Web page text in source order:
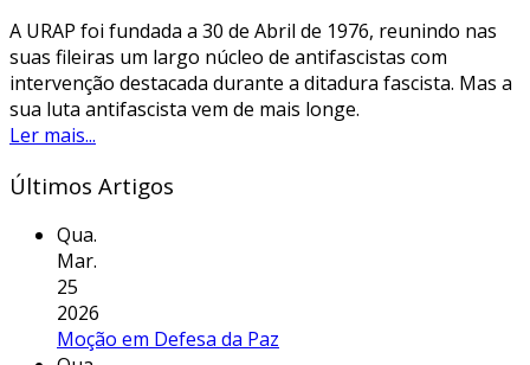
A URAP foi fundada a 30 de Abril de 1976, reunindo nas
suas fileiras um largo núcleo de antifascistas com
intervenção destacada durante a ditadura fascista. Mas a
sua luta antifascista vem de mais longe.
Ler mais...
Últimos Artigos
Qua.
Mar.
25
2026
Moção em Defesa da Paz